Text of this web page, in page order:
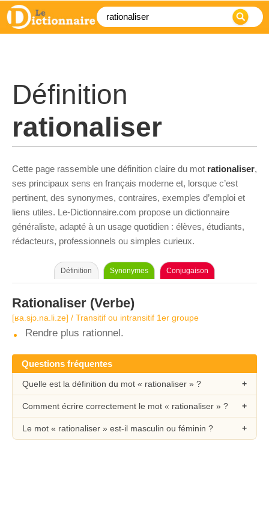
Définition
rationaliser
Cette page rassemble une définition claire du mot rationaliser,
ses principaux sens en français moderne et, lorsque c’est
pertinent, des synonymes, contraires, exemples d’emploi et
liens utiles. Le-Dictionnaire.com propose un dictionnaire
généraliste, adapté à un usage quotidien : élèves, étudiants,
rédacteurs, professionnels ou simples curieux.
Définition Synonymes Conjugaison
Rationaliser (Verbe)
[ʁa.sjɔ.na.li.ze] / Transitif ou intransitif 1er groupe
Rendre plus rationnel.
Questions fréquentes
Quelle est la définition du mot « rationaliser » ?
Comment écrire correctement le mot « rationaliser » ?
Le mot « rationaliser » est-il masculin ou féminin ?